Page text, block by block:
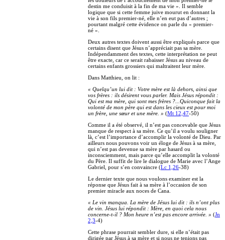
destin me conduisit à la fin de ma vie ». Il semble
logique que si cette femme juive mourut en donnant la
vie à son fils premier-né, elle n’en eut pas d’autres ;
pourtant malgré cette évidence on parle du « premier-
né ».
Deux autres textes doivent aussi être expliqués parce que
certains disent que Jésus n’appréciait pas sa mère.
Indépendamment des textes, cette interprétation ne peut
être exacte, car ce serait rabaisser Jésus au niveau de
certains enfants grossiers qui maltraitent leur mère.
Dans Matthieu, on lit :
« Quelqu’un lui dit : Votre mère est là dehors, ainsi que
vos frères : ils désirent vous parler. Mais Jésus répondit :
Qui est ma mère, qui sont mes frères ?...Quiconque fait la
volonté de mon père qui est dans les cieux est pour moi
un frère, une sœur et une mère. » (Mt 12,47-50)
Comme il a été observé, il n’est pas concevable que Jésus
manque de respect à sa mère. Ce qu’il a voulu souligner
là, c’est l’importance d’accomplir la volonté de Dieu. Par
ailleurs nous pouvons voir un éloge de Jésus à sa mère,
qui n’est pas devenue sa mère par hasard ou
inconsciemment, mais parce qu’elle accomplit la volonté
du Père. Il suffit de lire le dialogue de Marie avec l’Ange
Gabriel, pour s’en convaincre (Lc 1,26-38)
Le dernier texte que nous voulons examiner est la
réponse que Jésus fait à sa mère à l’occasion de son
premier miracle aux noces de Cana.
« Le vin manqua. La mère de Jésus lui dit : ils n’ont plus
de vin. Jésus lui répondit : Mère, en quoi cela nous
concerne-t-il ? Mon heure n’est pas encore arrivée. » (Jn
2,3-4)
Cette phrase pourrait sembler dure, si elle n’était pas
dirigée par Jésus à sa mère et si nous ne tenions pas